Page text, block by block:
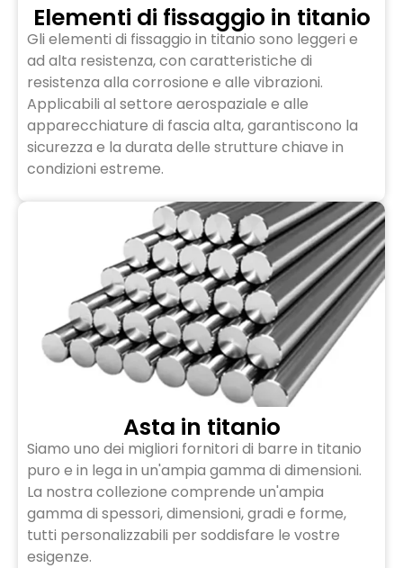
Elementi di fissaggio in titanio
Gli elementi di fissaggio in titanio sono leggeri e
ad alta resistenza, con caratteristiche di
resistenza alla corrosione e alle vibrazioni.
Applicabili al settore aerospaziale e alle
apparecchiature di fascia alta, garantiscono la
sicurezza e la durata delle strutture chiave in
condizioni estreme.
Asta in titanio
Siamo uno dei migliori fornitori di barre in titanio
puro e in lega in un'ampia gamma di dimensioni.
La nostra collezione comprende un'ampia
gamma di spessori, dimensioni, gradi e forme,
tutti personalizzabili per soddisfare le vostre
esigenze.